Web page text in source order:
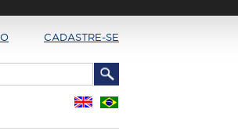
CADASTRE-SE